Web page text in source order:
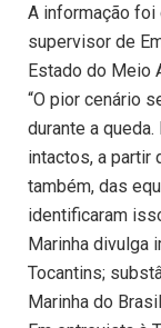
A informação foi
supervisor de
Estado do Meio
“O pior cenário
durante a
intactos, a partir
também, das
identificaram
Marinha divulga
Tocantins;
Marinha do Brasil